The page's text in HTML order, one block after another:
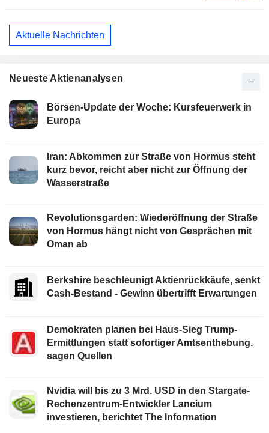
Aktuelle Nachrichten
Neueste Aktienanalysen
Börsen-Update der Woche: Kursfeuerwerk in
Europa
Iran: Abkommen zur Straße von Hormus steht
kurz bevor, reicht aber nicht zur Öffnung der
Wasserstraße
Revolutionsgarden: Wiederöffnung der Straße
von Hormus hängt nicht von Gesprächen mit
Oman ab
Berkshire beschleunigt Aktienrückkäufe, senkt
Cash-Bestand - Gewinn übertrifft Erwartungen
Demokraten planen bei Haus-Sieg Trump-
Ermittlungen statt sofortiger Amtsenthebung,
sagen Quellen
Nvidia will bis zu 3 Mrd. USD in den Stargate-
Rechenzentrum-Entwickler Lancium
investieren, berichtet The Information